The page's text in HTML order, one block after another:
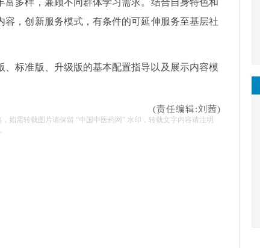
多样，兼顾不同群体学习需求。结合自身特色和
，创新服务模式，有条件的可延伸服务至基层社
、标准版、升级版的基本配置指导以及展示内容模
(责任编辑:刘茜)
如需转载图片请保留 “中国中医药网” 水印，转载文字内容请注明